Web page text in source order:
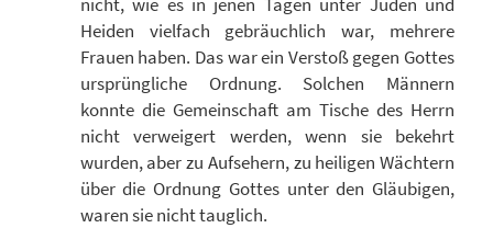
Heiden vielfach gebräuchlich war, mehrere
Frauen haben. Das war ein Verstoß gegen Gottes
ursprüngliche Ordnung. Solchen Männern
konnte die Gemeinschaft am Tische des Herrn
nicht verweigert werden, wenn sie bekehrt
wurden, aber zu Aufsehern, zu heiligen Wächtern
über die Ordnung Gottes unter den Gläubigen,
waren sie nicht tauglich.